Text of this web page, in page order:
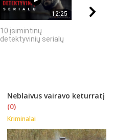
12:25
10 įsimintinų
detektyvinių serialų
Neblaivus vairavo keturratį
(0)
Kriminalai